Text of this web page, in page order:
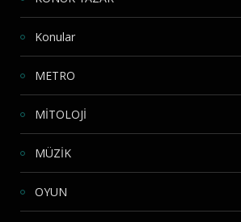
Konular
METRO
MİTOLOJİ
MÜZİK
OYUN